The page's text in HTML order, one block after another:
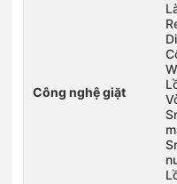
Công nghệ giặt